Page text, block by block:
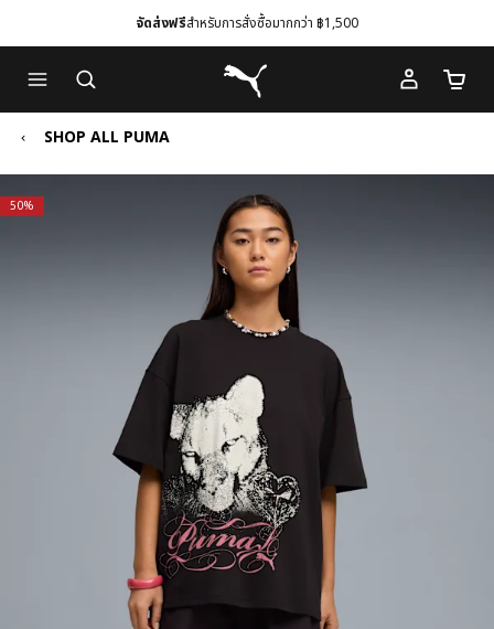
to
Main
content
to
Footer
Content
จัดส่งฟรีสำหรับการสั่งซื้อมากกว่า ฿1,500
Puma โฮม
จำนว
SHOP ALL PUMA
50%